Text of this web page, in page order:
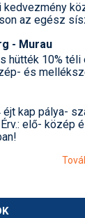
kedvezmény
az egész
- Murau
hütték 10%
és
kap pálya-
elő- közép